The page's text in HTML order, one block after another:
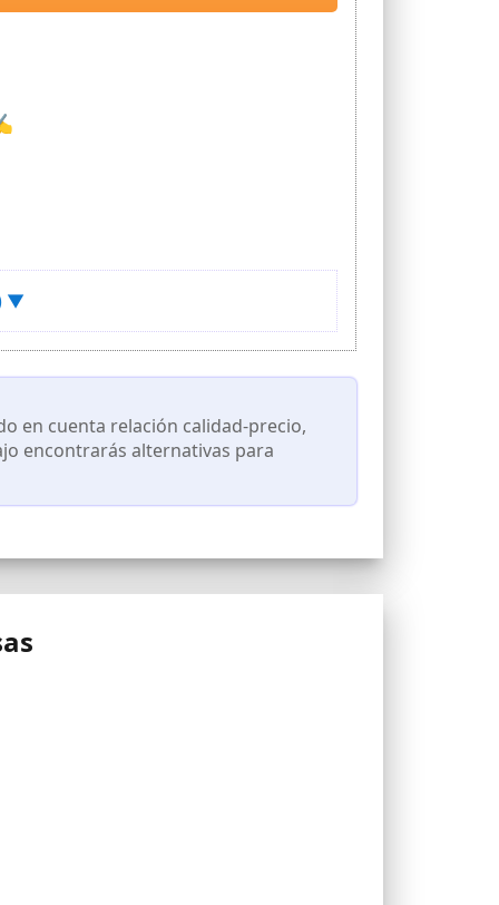
▼
en cuenta relación calidad-precio,
encontrarás alternativas para